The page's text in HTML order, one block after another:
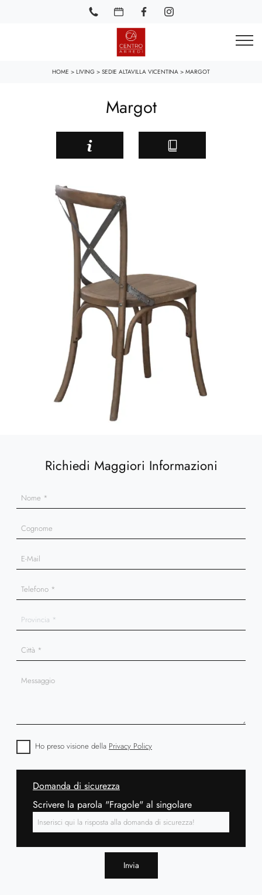
HOME > LIVING > SEDIE ALTAVILLA VICENTINA > MARGOT
Margot
Richiedi Maggiori Informazioni
Ho preso visione della Privacy Policy
Domanda di sicurezza
Scrivere la parola "Fragole" al singolare
Invia